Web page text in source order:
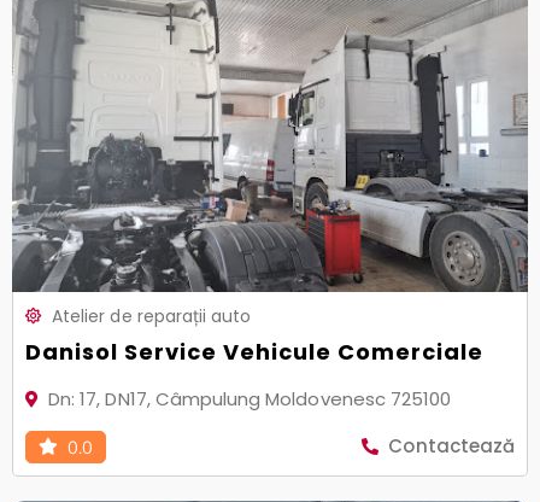
Atelier de reparații auto
Danisol Service Vehicule Comerciale
Dn: 17, DN17, Câmpulung Moldovenesc 725100
0.0 Contactează